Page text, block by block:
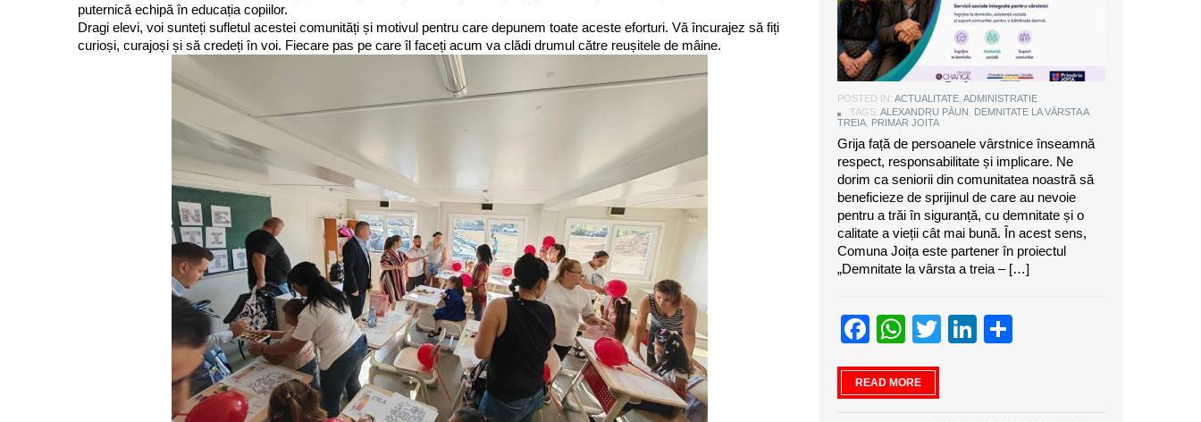
puternică echipă în educația copiilor.
Dragi elevi, voi sunteți sufletul acestei comunități și motivul pentru care depunem toate aceste eforturi. Vă încurajez să fiți
curioși, curajoși și să credeți în voi. Fiecare pas pe care îl faceți acum va clădi drumul către reușitele de mâine.
Alexandru Păun, primarul comunei
Joița: O comunitate puternică este
aceea care are grijă de seniorii săi
POSTED IN: ACTUALITATE ADMINISTRATIE
TAGS: ALEXANDRU PĂUN
DEMNITATE LA VÂRSTA A
TREIA PRIMAR JOITA
Grija față de persoanele vârstnice înseamnă
respect, responsabilitate și implicare. Ne
dorim ca seniorii din comunitatea noastră să
beneficieze de sprijinul de care au nevoie
pentru a trăi în siguranță, cu demnitate și o
calitate a vieții cât mai bună. În acest sens,
Comuna Joița este partener în proiectul
„Demnitate la vârsta a treia – […]
Facebook
WhatsApp
TwitterLinkedIn
READ MORE